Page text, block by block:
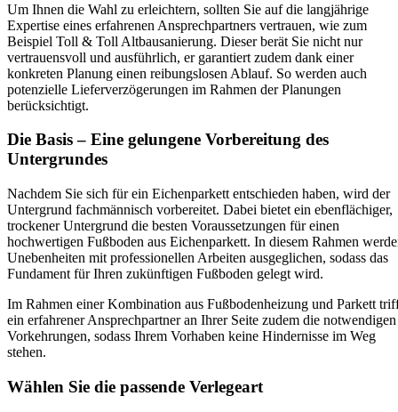
Um Ihnen die Wahl zu erleichtern, sollten Sie auf die langjährige
Expertise eines erfahrenen Ansprechpartners vertrauen, wie zum
Beispiel Toll & Toll Altbausanierung. Dieser berät Sie nicht nur
vertrauensvoll und ausführlich, er garantiert zudem dank einer
konkreten Planung einen reibungslosen Ablauf. So werden auch
potenzielle Lieferverzögerungen im Rahmen der Planungen
berücksichtigt.
Die Basis – Eine gelungene Vorbereitung des
Untergrundes
Nachdem Sie sich für ein Eichenparkett entschieden haben, wird der
Untergrund fachmännisch vorbereitet. Dabei bietet ein ebenflächiger,
trockener Untergrund die besten Voraussetzungen für einen
hochwertigen Fußboden aus Eichenparkett. In diesem Rahmen
Unebenheiten mit professionellen Arbeiten ausgeglichen, sodass das
Fundament für Ihren zukünftigen Fußboden gelegt wird.
Im Rahmen einer Kombination aus Fußbodenheizung und Parkett
ein erfahrener Ansprechpartner an Ihrer Seite zudem die notwendigen
Vorkehrungen, sodass Ihrem Vorhaben keine Hindernisse im Weg
stehen.
Wählen Sie die passende Verlegeart